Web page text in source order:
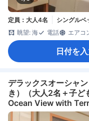
定員：大人4名
シングルベ
眺望: 海
電話 エアコ
日付を
デラックスオーシャ
き）（大人2名＋子ど
Ocean View with
child))